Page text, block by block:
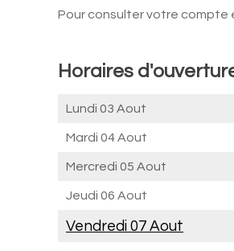
Pour consulter votre compte
Horaires
Lundi 03 Aout
Mardi 04 Aout
Mercredi 05 Aout
Jeudi 06 Aout
Vendredi 07 Aout